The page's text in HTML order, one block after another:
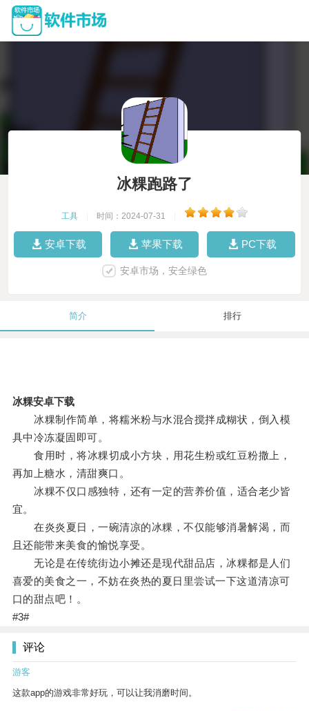
冰粿跑路了
工具 时间：2024-07-31
安卓下载 苹果下载 PC下载
安卓市场，安全绿色
简介 排行
冰粿安卓下载
冰粿制作简单，将糯米粉与水混合搅拌成糊状，倒入模
具中冷冻凝固即可。
食用时，将冰粿切成小方块，用花生粉或红豆粉撒上，
再加上糖水，清甜爽口。
冰粿不仅口感独特，还有一定的营养价值，适合老少皆
宜。
在炎炎夏日，一碗清凉的冰粿，不仅能够消暑解渴，而
且还能带来美食的愉悦享受。
无论是在传统街边小摊还是现代甜品店，冰粿都是人们
喜爱的美食之一，不妨在炎热的夏日里尝试一下这道清凉可
口的甜点吧！。
#3#
评论
游客
这款app的游戏非常好玩，可以让我消磨时间。